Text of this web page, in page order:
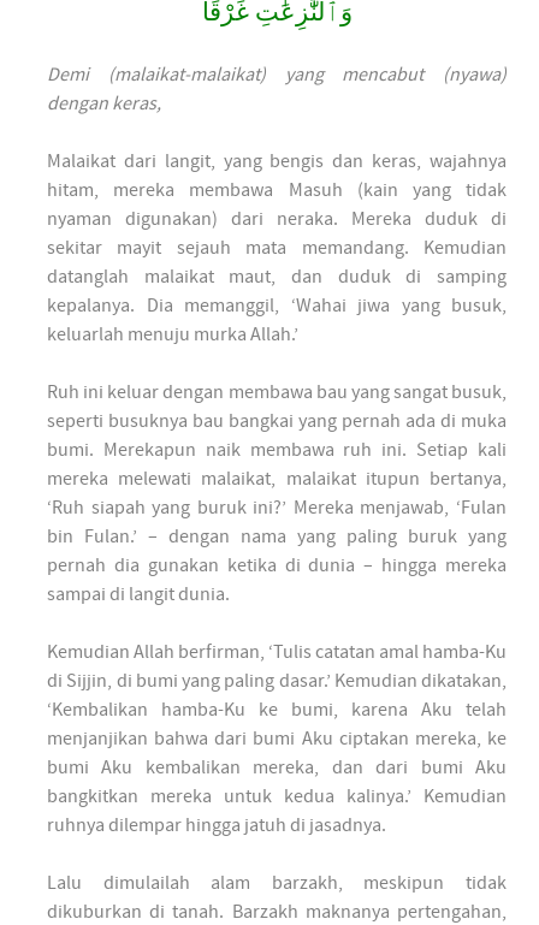
وَٱلنَّٰزِعَٰتِ غَرْقًا
Demi (malaikat-malaikat) yang mencabut (nyawa)
dengan keras,
Malaikat dari langit, yang bengis dan keras, wajahnya
hitam, mereka membawa Masuh (kain yang tidak
nyaman digunakan) dari neraka. Mereka duduk di
sekitar mayit sejauh mata memandang. Kemudian
datanglah malaikat maut, dan duduk di samping
kepalanya. Dia memanggil, ‘Wahai jiwa yang busuk,
keluarlah menuju murka Allah.’
Ruh ini keluar dengan membawa bau yang sangat busuk,
seperti busuknya bau bangkai yang pernah ada di muka
bumi. Merekapun naik membawa ruh ini. Setiap kali
mereka melewati malaikat, malaikat itupun bertanya,
‘Ruh siapah yang buruk ini?’ Mereka menjawab, ‘Fulan
bin Fulan.’ – dengan nama yang paling buruk yang
pernah dia gunakan ketika di dunia – hingga mereka
sampai di langit dunia.
Kemudian Allah berfirman, ‘Tulis catatan amal hamba-Ku
di Sijjin, di bumi yang paling dasar.’ Kemudian dikatakan,
‘Kembalikan hamba-Ku ke bumi, karena Aku telah
menjanjikan bahwa dari bumi Aku ciptakan mereka, ke
bumi Aku kembalikan mereka, dan dari bumi Aku
bangkitkan mereka untuk kedua kalinya.’ Kemudian
ruhnya dilempar hingga jatuh di jasadnya.
Lalu dimulailah alam barzakh, meskipun tidak
dikuburkan di tanah. Barzakh maknanya pertengahan,